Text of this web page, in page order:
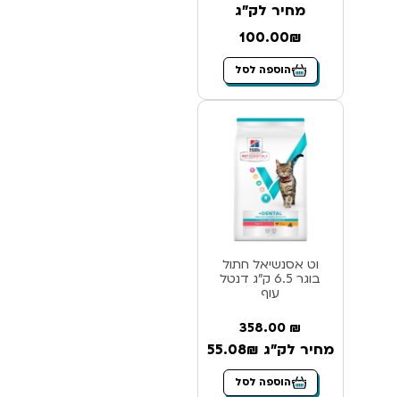
מחיר לק"ג
100.00₪
הוספה לסל
וט אסנשיאל חתול
בוגר 6.5 ק”ג דנטל
עוף
358.00 ₪
מחיר לק"ג 55.08₪
הוספה לסל